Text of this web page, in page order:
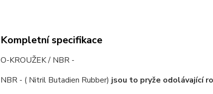
Kompletní specifikace
O-KROUŽEK / NBR -
NBR - ( Nitril Butadien Rubber) jsou to pryže odolávající